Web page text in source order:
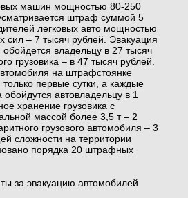
машин мощностью 80-250
штраф суммой 5
легковых авто мощностью
– 7 тысяч рублей. Эвакуация
обойдется владельцу в 27 тысяч
грузовика – в 47 тысяч рублей.
на штрафстоянке
первые сутки, а каждые
автовладельцу в 1
хранение грузовика с
массой более 3,5 т – 2
грузового автомобиля – 3
сложности на территории
порядка 20 штрафных